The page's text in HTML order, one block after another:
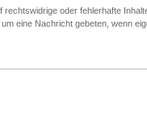
rechtswidrige oder fehlerhafte
eine Nachricht gebeten, wenn